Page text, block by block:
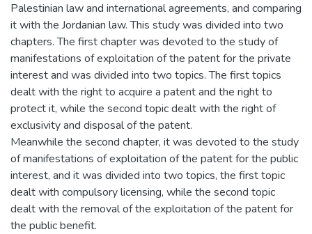
Palestinian law and international agreements, and comparing
it with the Jordanian law. This study was divided into two
chapters. The first chapter was devoted to the study of
manifestations of exploitation of the patent for the private
interest and was divided into two topics. The first topics
dealt with the right to acquire a patent and the right to
protect it, while the second topic dealt with the right of
exclusivity and disposal of the patent.
Meanwhile the second chapter, it was devoted to the study
of manifestations of exploitation of the patent for the public
interest, and it was divided into two topics, the first topic
dealt with compulsory licensing, while the second topic
dealt with the removal of the exploitation of the patent for
the public benefit.